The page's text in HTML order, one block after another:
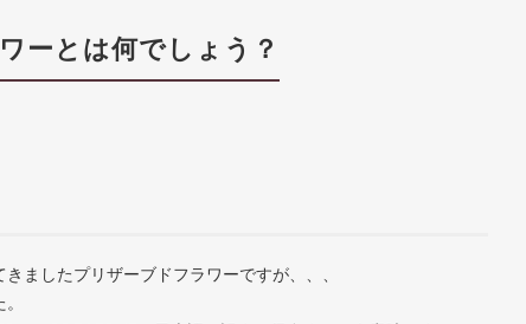
ーとは何でしょう？
ましたプリザーブドフラワーですが、、、